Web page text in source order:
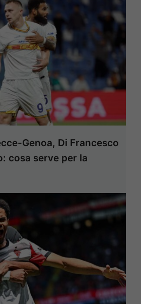
Genoa, Di Francesco
cosa serve per la